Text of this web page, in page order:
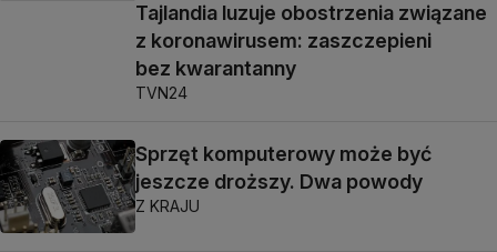
Tajlandia luzuje obostrzenia związane
z koronawirusem: zaszczepieni
bez kwarantanny
TVN24
Sprzęt komputerowy może być
jeszcze droższy. Dwa powody
Z KRAJU